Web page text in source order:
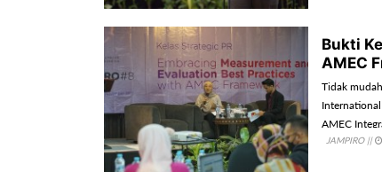
Bukti
AMEC
Tidak
AMEC
JAMPIRO||